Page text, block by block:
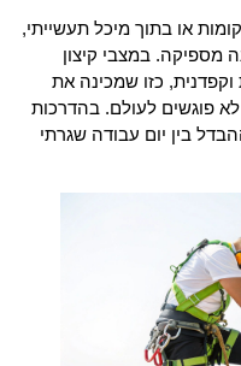
או בתוך מיכל תעשייתי,
מספיקה. במצבי קיצון
כזו שמכינה את
פוגשים לעולם. בהדרכות
בין יום עבודה שגרתי